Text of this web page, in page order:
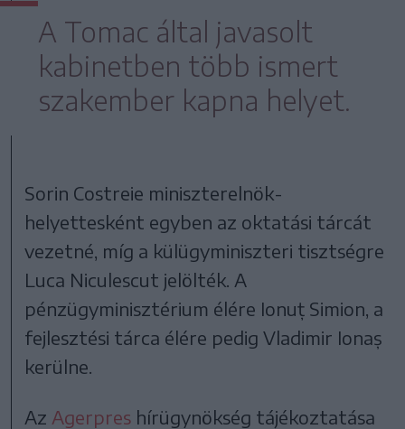
A Tomac által javasolt
kabinetben több ismert
szakember kapna helyet.
Sorin Costreie miniszterelnök-
helyettesként egyben az oktatási tárcát
vezetné, míg a külügyminiszteri tisztségre
Luca Niculescut jelölték. A
pénzügyminisztérium élére Ionuț Simion, a
fejlesztési tárca élére pedig Vladimir Ionaș
kerülne.
Az Agerpres hírügynökség tájékoztatása